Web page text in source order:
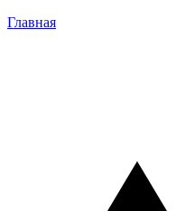
Главная
Главная